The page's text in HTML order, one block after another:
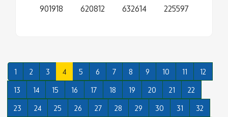
901918
620812
632614
225597
1 2 3 4 5 6 7 8 9 10 11
12
13
14 15 16 17 18 19 20 21
22
23
24 25 26 27 28 29 30 31
32